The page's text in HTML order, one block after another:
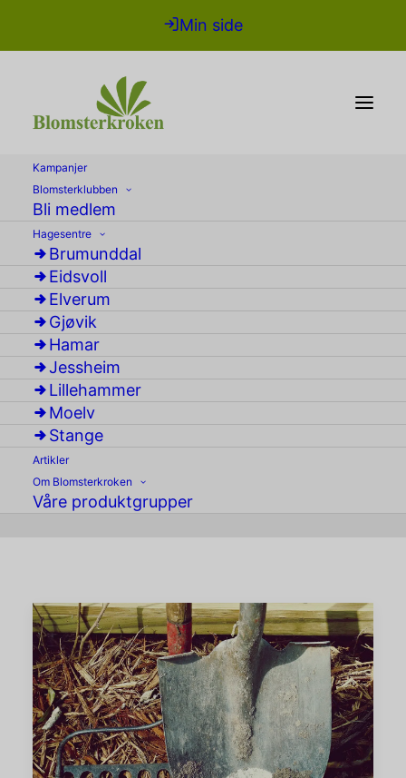
Min side
Kampanjer
Blomsterklubben
Bli medlem
Hagesentre
Brumunddal
Eidsvoll
Elverum
Gjøvik
Hamar
Jessheim
Lillehammer
Moelv
Stange
Artikler
Om Blomsterkroken
Våre produktgrupper
minidrivhus